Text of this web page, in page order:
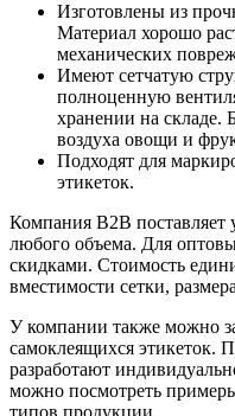
Изготовлены из
Материал хорошо
механических
Имеют сетчатую
полноценную
хранении на складе.
воздуха овощи и
Подходят для
этикеток.
Компания B2B поставляет
любого объема. Для
скидками. Стоимость
вместимости сетки,
У компании также можно
самоклеящихся этикеток.
разработают
можно посмотреть